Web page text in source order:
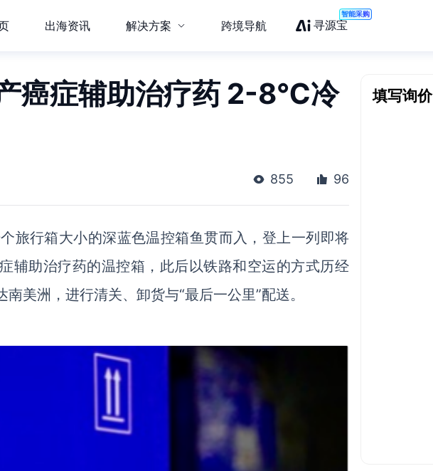
出海资讯 解决方案 跨境导航 寻源宝
智能采购
癌症辅助治疗药 2-8℃冷
855 96
旅行箱大小的深蓝色温控箱鱼贯而入，登上一列即将
辅助治疗药的温控箱，此后以铁路和空运的方式历经
美洲，进行清关、卸货与“最后一公里”配送。
填写询价